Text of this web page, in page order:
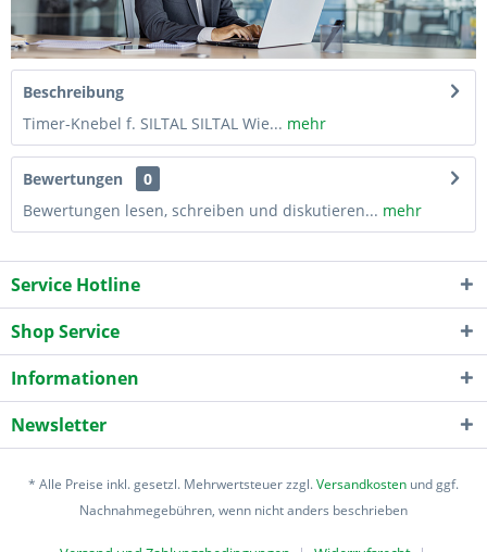
Beschreibung
Timer-Knebel f. SILTAL SILTAL Wie... mehr
Bewertungen
0
Bewertungen lesen, schreiben und diskutieren... mehr
Service Hotline
Shop Service
Informationen
Newsletter
* Alle Preise inkl. gesetzl. Mehrwertsteuer zzgl.Versandkosten und ggf.
Nachnahmegebühren, wenn nicht anders beschrieben